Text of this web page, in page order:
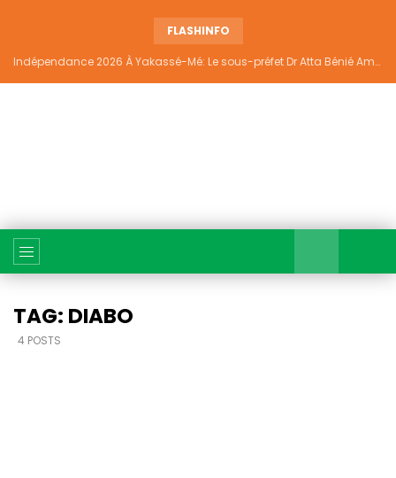
FLASHINFO
Indépendance 2026 À Yakassé-Mé: Le sous-préfet Dr Atta Bénié Amédé appelle à l’unité, à la sécurité et au développement
TAG: DIABO
4 POSTS